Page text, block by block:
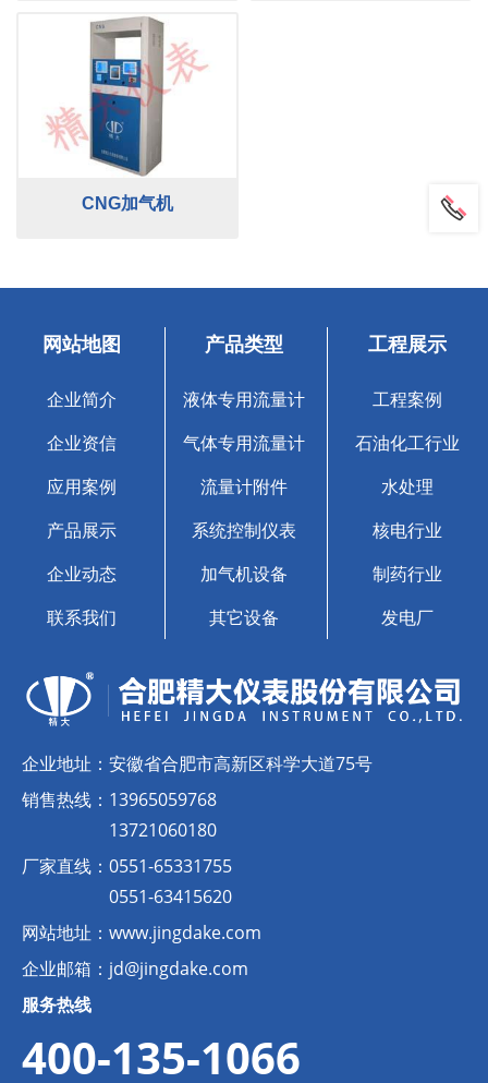
CNG加气机
企业地址： 安徽省合肥市高新区科学大道75号
销售热线： 13965059768
13721060180
厂家直线： 0551-65331755
0551-63415620
网站地址： www.jingdake.com
企业邮箱： jd@jingdake.com
服务热线
400-135-1066
网站地图
企业简介
企业资信
应用案例
产品展示
企业动态
联系我们
产品类型
液体专用流量计
气体专用流量计
流量计附件
系统控制仪表
加气机设备
其它设备
工程展示
工程案例
石油化工行业
水处理
核电行业
制药行业
发电厂